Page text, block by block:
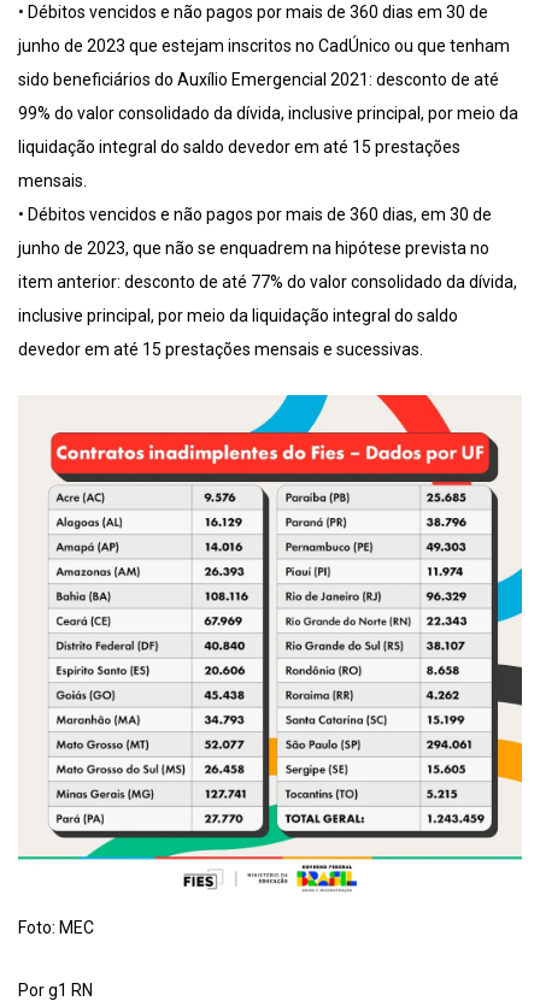
• Débitos vencidos e não pagos por mais de 360 dias em 30 de
junho de 2023 que estejam inscritos no CadÚnico ou que tenham
sido beneficiários do Auxílio Emergencial 2021: desconto de até
99% do valor consolidado da dívida, inclusive principal, por meio da
liquidação integral do saldo devedor em até 15 prestações
mensais.
• Débitos vencidos e não pagos por mais de 360 dias, em 30 de
junho de 2023, que não se enquadrem na hipótese prevista no
item anterior: desconto de até 77% do valor consolidado da dívida,
inclusive principal, por meio da liquidação integral do saldo
devedor em até 15 prestações mensais e sucessivas.
Foto: MEC
Por g1 RN